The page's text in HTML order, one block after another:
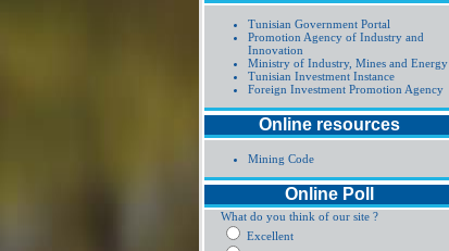
Tunisian Government Portal
Promotion Agency of Industry and
Innovation
Ministry of Industry, Mines and Energy
Tunisian Investment Instance
Foreign Investment Promotion Agency
Online resources
Mining Code
Online Poll
What do you think of our site ?
Excellent